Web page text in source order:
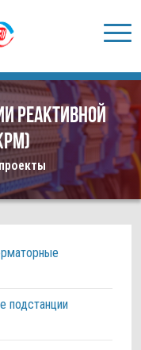
реактивной
подстанции